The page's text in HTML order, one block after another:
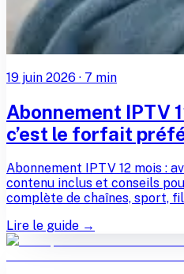
19 juin 2026 · 7 min
Abonnement IPTV
c’est le forfait
Abonnement IPTV 12 mois :
contenu inclus et conseils
complète de chaînes, sport,
Lire le guide →